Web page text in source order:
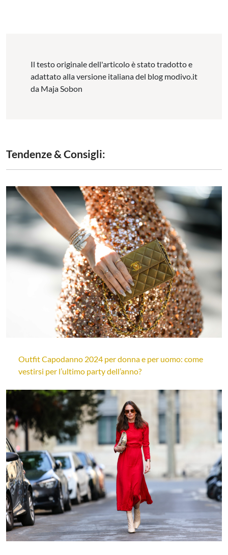
Il testo originale dell'articolo è stato tradotto e
adattato alla versione italiana del blog modivo.it
da Maja Sobon
Tendenze & Consigli:
Outfit Capodanno 2024 per donna e per uomo: come
vestirsi per l’ultimo party dell’anno?